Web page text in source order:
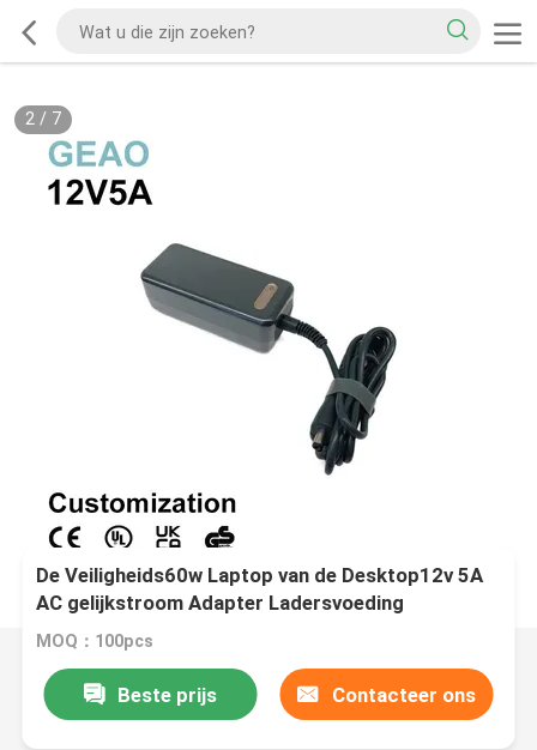
2/ 7
De Veiligheids60w Laptop van de Desktop12v 5A
AC gelijkstroom Adapter Ladersvoeding
MOQ：100pcs
Beste prijs Contacteer ons